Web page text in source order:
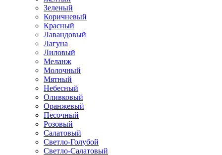
Зеленый
Коричневый
Красный
Лавандовый
Лагуна
Лиловый
Меланж
Молочный
Мятный
Небесный
Оливковый
Оранжевый
Песочный
Розовый
Салатовый
Светло-Голубой
Светло-Салатовый